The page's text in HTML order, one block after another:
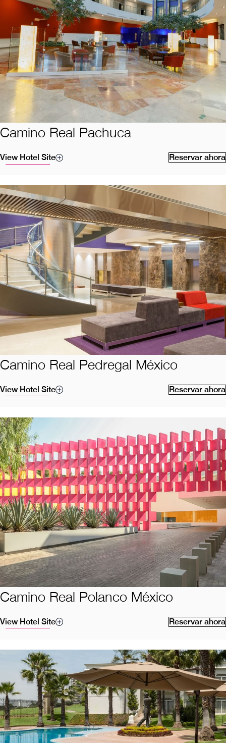
Camino Real Pachuca
Reservar ahora
View Hotel Site
Camino Real Pedregal México
Reservar ahora
View Hotel Site
Camino Real Polanco México
Reservar ahora
View Hotel Site